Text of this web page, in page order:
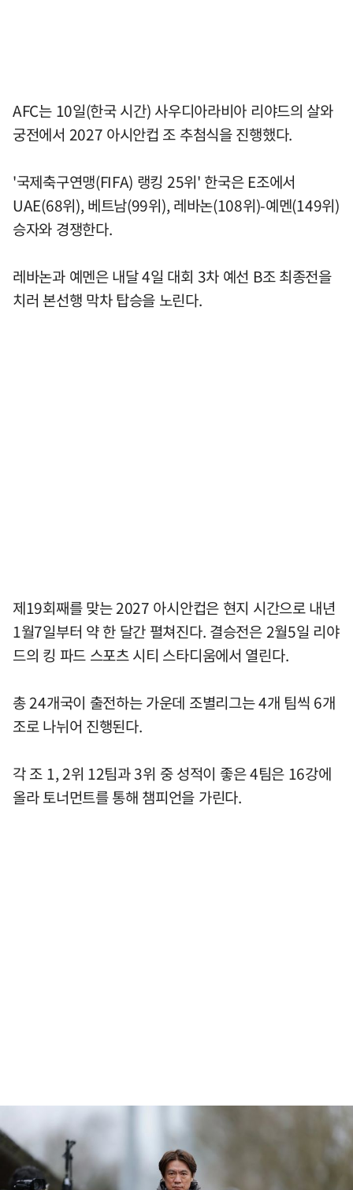
AFC는 10일(한국 시간) 사우디아라비아 리야드의 살와
궁전에서 2027 아시안컵 조 추첨식을 진행했다.
'국제축구연맹(FIFA) 랭킹 25위' 한국은 E조에서
UAE(68위), 베트남(99위), 레바논(108위)-예멘(149위)
승자와 경쟁한다.
레바논과 예멘은 내달 4일 대회 3차 예선 B조 최종전을
치러 본선행 막차 탑승을 노린다.
제19회째를 맞는 2027 아시안컵은 현지 시간으로 내년
1월7일부터 약 한 달간 펼쳐진다. 결승전은 2월5일 리야
드의 킹 파드 스포츠 시티 스타디움에서 열린다.
총 24개국이 출전하는 가운데 조별리그는 4개 팀씩 6개
조로 나뉘어 진행된다.
각 조 1, 2위 12팀과 3위 중 성적이 좋은 4팀은 16강에
올라 토너먼트를 통해 챔피언을 가린다.